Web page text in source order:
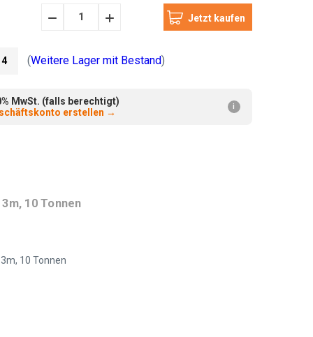
Menge Menge
4 (Weitere Lager mit Bestand)
MwSt. (falls berechtigt)
erstellen → i
10 Tonnen
10 Tonnen